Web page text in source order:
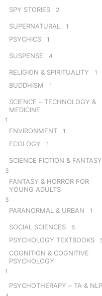
SPY STORIES 2
SUPERNATURAL 1
PSYCHICS 1
SUSPENSE 4
RELIGION & SPIRITUALITY 1
BUDDHISM 1
SCIENCE – TECHNOLOGY &
MEDICINE
1
ENVIRONMENT 1
ECOLOGY 1
SCIENCE FICTION & FANTASY
3
FANTASY & HORROR FOR
YOUNG ADULTS
3
PARANORMAL & URBAN 1
SOCIAL SCIENCES 6
PSYCHOLOGY TEXTBOOKS
COGNITION & COGNITIVE
PSYCHOLOGY
1
PSYCHOTHERAPY – TA & NLP